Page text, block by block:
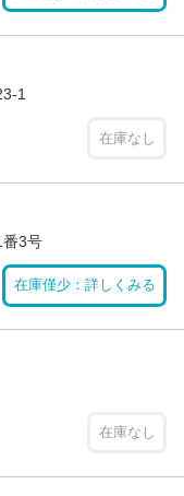
1
在庫なし
3号
在庫僅少：詳しくみる
在庫なし